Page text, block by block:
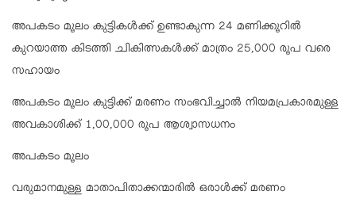
അപകടം മൂലം കുട്ടികള്‍ക്ക് ഉണ്ടാകുന്ന 24 മണിക്കൂറില്‍
കുറയാത്ത കിടത്തി ചികിത്സകള്‍ക്ക് മാത്രം 25,000 രൂപ വരെ
സഹായം
അപകടം മൂലം കുട്ടിക്ക് മരണം സംഭവിച്ചാല്‍ നിയമപ്രകാരമുള്ള
അവകാശിക്ക് 1,00,000 രൂപ ആശ്വാസധനം
അപകടം മൂലം
വരുമാനമുള്ള മാതാപിതാക്കന്മാരില്‍ ഒരാള്‍ക്ക് മരണം